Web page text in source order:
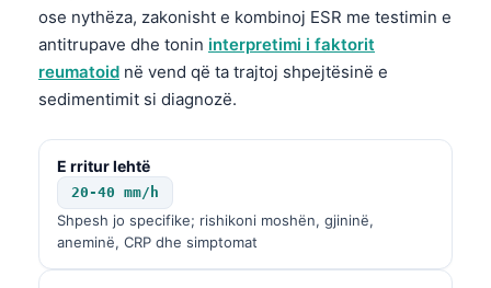
ose nythëza, zakonisht e kombinoj ESR me testimin e
antitrupave dhe tonin interpretimi i faktorit
reumatoid në vend që ta trajtoj shpejtësinë e
sedimentimit si diagnozë.
E rritur lehtë
20-40 mm/h
Shpesh jo specifike; rishikoni moshën, gjininë,
aneminë, CRP dhe simptomat
Български
Dansk
Nederlands
Bahasa Indonesia
Հայերեն
Íslenska